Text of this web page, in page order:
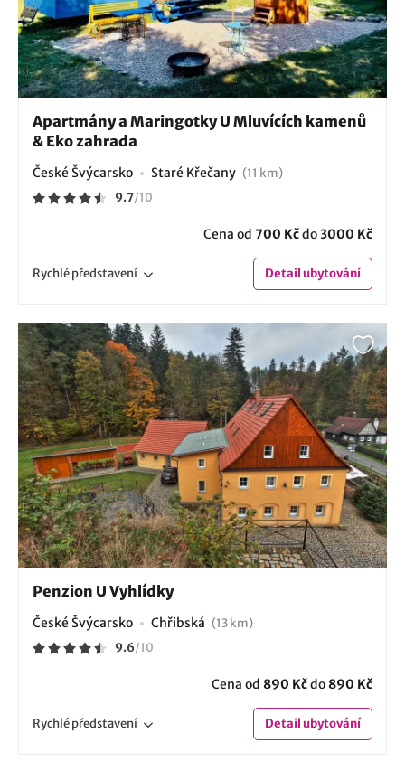
Apartmány a Maringotky U Mluvících kamenů
& Eko zahrada
České Švýcarsko Staré Křečany (11 km)
9.7/10
Cena od 700 Kčdo3000 Kč
Rychlépředstavení Detailubytování
Penzion U Vyhlídky
České Švýcarsko Chřibská (13 km)
9.6/10
Cena od 890 Kčdo 890 Kč
Rychlépředstavení Detailubytování